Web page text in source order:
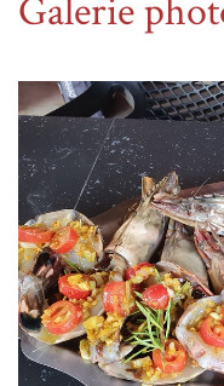
Galerie